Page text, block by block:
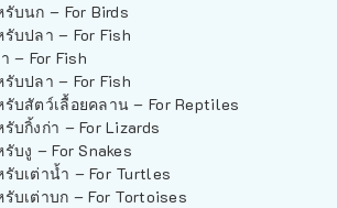
รับนก – For Birds
รับปลา – For Fish
– For Fish
รับปลา – For Fish
รับสัตว์เลื้อยคลาน – For Reptiles
รับกิ้งก่า – For Lizards
รับงู – For Snakes
รับเต่าน้ำ – For Turtles
รับเต่าบก – For Tortoises